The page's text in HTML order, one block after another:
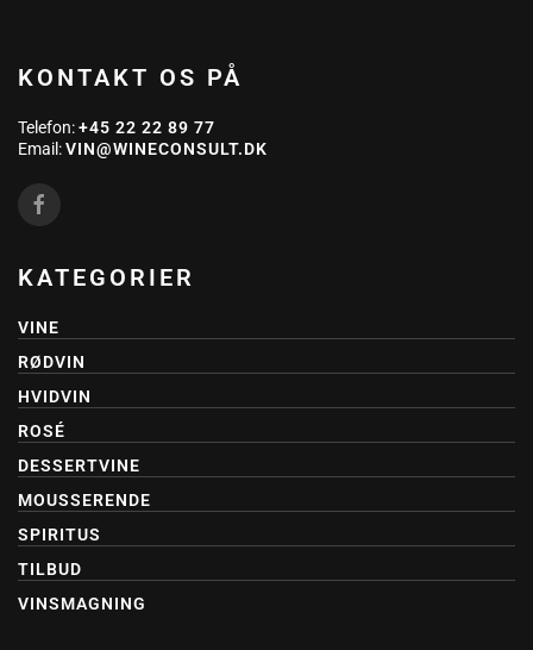
KONTAKT OS PÅ
Telefon:+45 22 22 89 77
Email:VIN@WINECONSULT.DK
KATEGORIER
VINE
RØDVIN
HVIDVIN
ROSÉ
DESSERTVINE
MOUSSERENDE
SPIRITUS
TILBUD
VINSMAGNING